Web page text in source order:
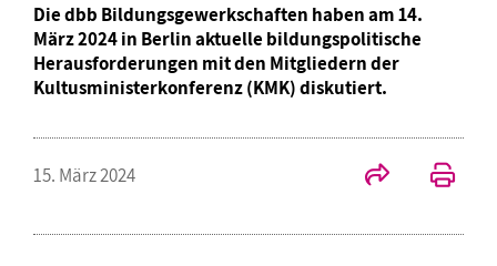
Die dbb Bildungsgewerkschaften haben am 14.
März 2024 in Berlin aktuelle bildungspolitische
Herausforderungen mit den Mitgliedern der
Kultusministerkonferenz (KMK) diskutiert.
15. März 2024